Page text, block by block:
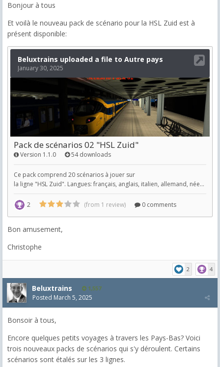
Bonjour à tous
Et voilà le nouveau pack de scénario pour la HSL Zuid est à
présent disponible:
Bon amusement,
Christophe
2 4
Beluxtrains 1,557
Posted March 5, 2025
Bonsoir à tous,
Encore quelques petits voyages à travers les Pays-Bas? Voici
trois nouveaux packs de scénarios qui s'y déroulent. Certains
scénarios sont étalés sur les 3 lignes.